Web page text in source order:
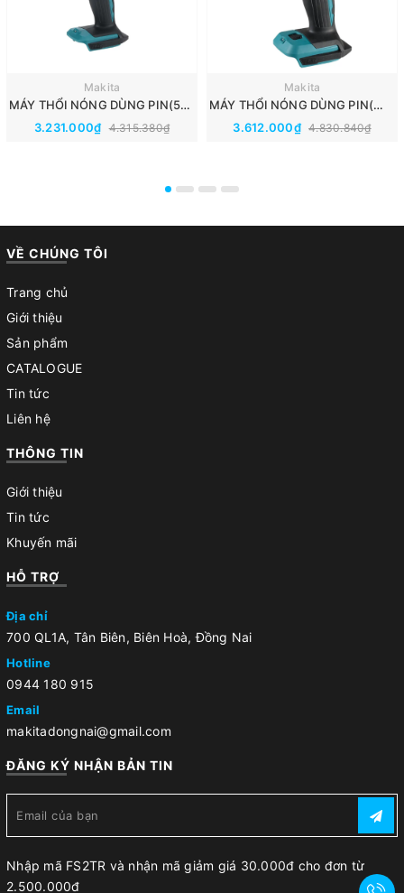
Makita
MÁY THỔI NÓNG DÙNG PIN(550℃)(18V) MAKITA DHG180ZK
3.231.000₫ 4.315.380₫
Makita
MÁY THỔI NÓNG DÙNG PIN(～550℃)(18V) MAKITA DHG181ZK
3.612.000₫ 4.830.840₫
VỀ CHÚNG TÔI
Trang chủ
Giới thiệu
Sản phẩm
CATALOGUE
Tin tức
Liên hệ
THÔNG TIN
Giới thiệu
Tin tức
Khuyến mãi
HỖ TRỢ
Địa chỉ
700 QL1A, Tân Biên, Biên Hoà, Đồng Nai
Hotline
0944 180 915
Email
makitadongnai@gmail.com
ĐĂNG KÝ NHẬN BẢN TIN
Nhập mã FS2TR và nhận mã giảm giá 30.000đ cho đơn từ
2.500.000đ